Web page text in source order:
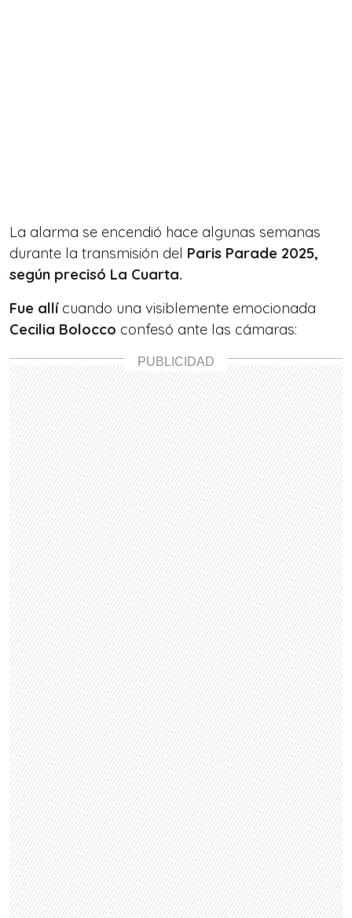
La alarma se encendió hace algunas semanas
durante la transmisión del Paris Parade 2025,
según precisó La Cuarta.
Fue allícuando una visiblemente emocionada
Cecilia Bolocco confesó ante las cámaras: